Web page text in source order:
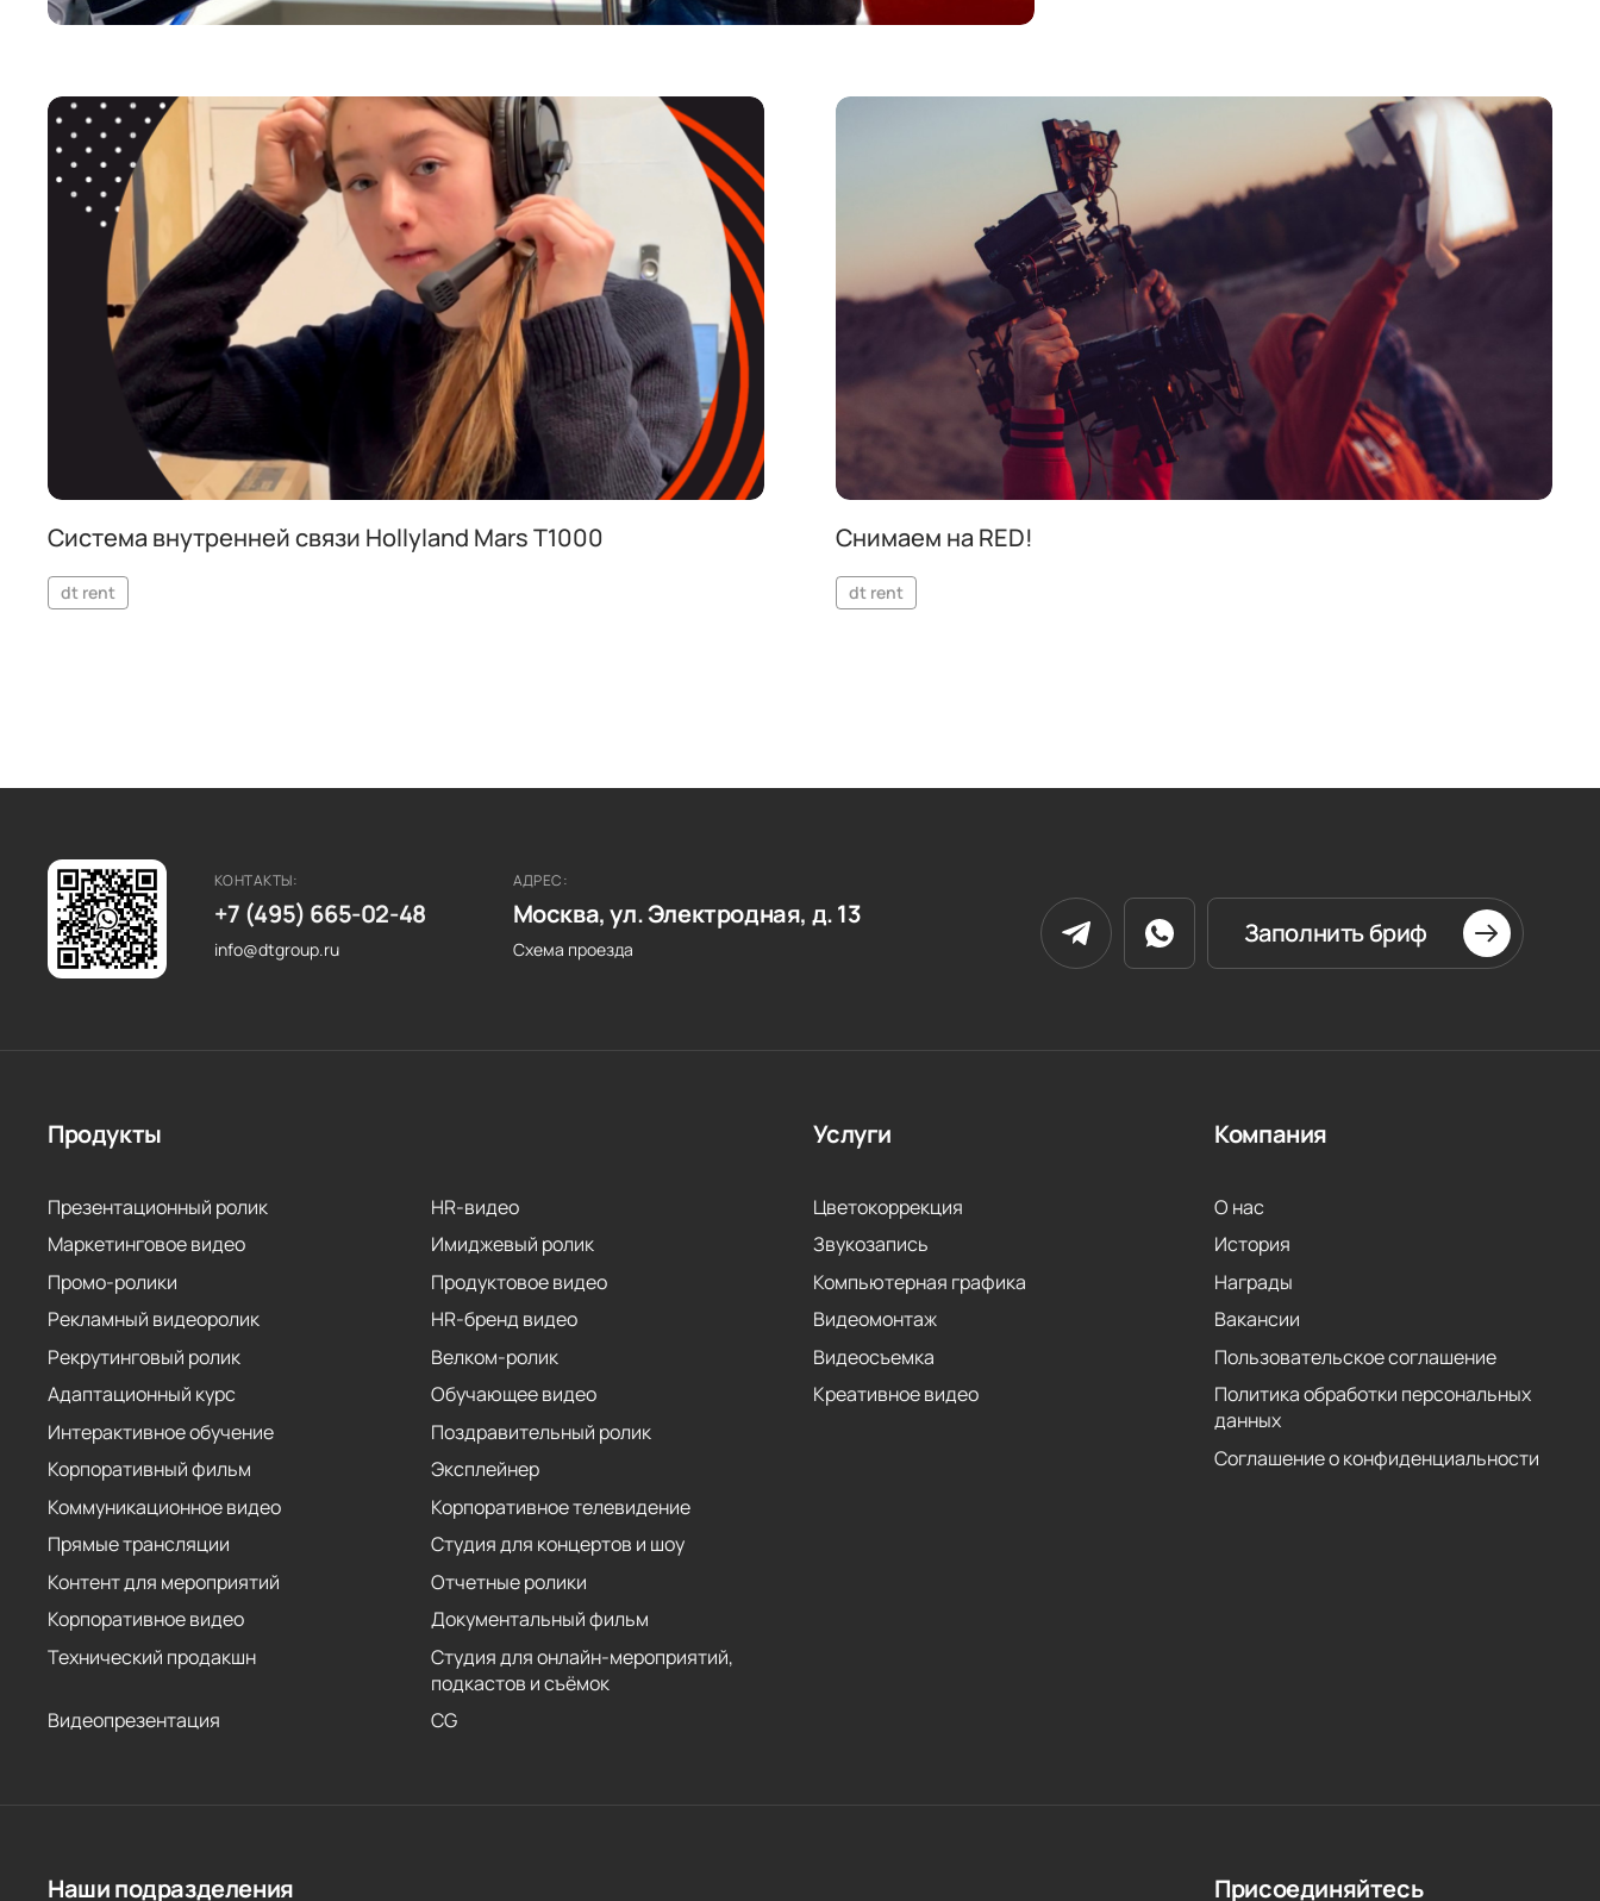
Система внутренней связи Hollyland Mars T1000
dt rent
Снимаем на RED!
dt rent
КОНТАКТЫ:
+7 (495) 665-02-48
info@dtgroup.ru
АДРЕС:
Москва, ул. Электродная, д. 13
Схема проезда
Заполнить бриф
Продукты
Презентационный ролик
HR-видео
Маркетинговое видео
Имиджевый ролик
Промо-ролики
Продуктовое видео
Рекламный видеоролик
HR-бренд видео
Рекрутинговый ролик
Велком-ролик
Адаптационный курс
Обучающее видео
Интерактивное обучение
Поздравительный ролик
Корпоративный фильм
Эксплейнер
Коммуникационное видео
Корпоративное телевидение
Прямые трансляции
Студия для концертов и шоу
Контент для мероприятий
Отчетные ролики
Корпоративное видео
Документальный фильм
Технический продакшн
Студия для онлайн-мероприятий,
подкастов и съёмок
Видеопрезентация
CG
Услуги
Цветокоррекция
Звукозапись
Компьютерная графика
Видеомонтаж
Видеосъемка
Креативное видео
Компания
О нас
История
Награды
Вакансии
Пользовательское соглашение
Политика обработки персональных
данных
Соглашение о конфиденциальности
Наши подразделения Присоединяйтесь